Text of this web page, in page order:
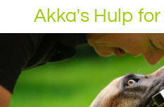
direct
hoofdinhoud
Akka's Hulp